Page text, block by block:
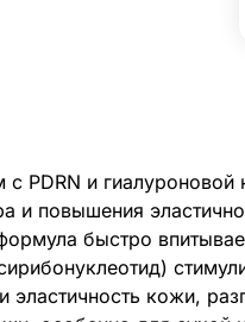
PDRN и гиалуроновой
и повышения
быстро
эластичность кожи,